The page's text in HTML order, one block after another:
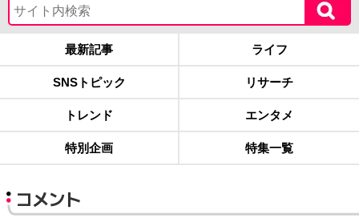
最新記事 ライフ
SNSトピック リサーチ
トレンド エンタメ
特別企画 特集一覧
コメント